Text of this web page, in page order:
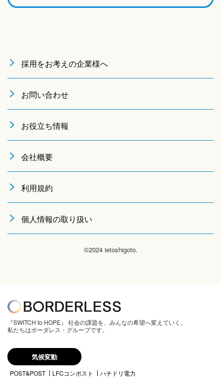
採用をお考えの企業様へ
お問い合わせ
お役立ち情報
会社概要
利用規約
個人情報の取り扱い
©2024 ietoshigoto.
『SWITCH to HOPE』 社会の課題を、みんなの希望へ変えていく。
私たちはボーダレス・グループです。
気候変動
POST&POST LFCコンポスト ハチドリ電力